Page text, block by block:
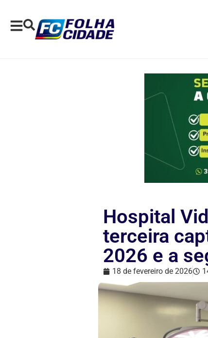
Hospital
terceira
2026 e a
18 de fevereiro de 2026